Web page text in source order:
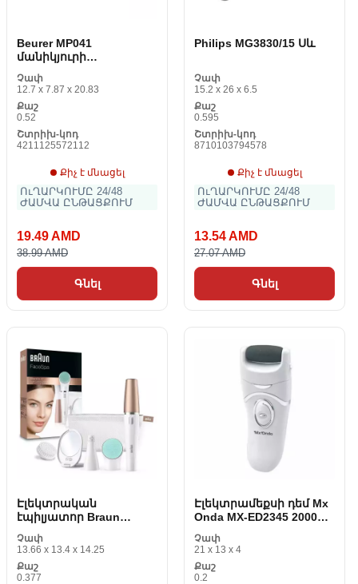
Beurer MP041
մանիկյուրի
Չափ
12.7 x 7.87 x 20.83
Քաշ
0.52
Շտրիխ-կոդ
4211125572112
Քիչ է մնացել
ՈւՂԱՐԿՈՒՄԸ 24/48
ԺԱՄՎԱ ԸՆԹԱՑՔՈՒՄ
19.49 AMD
38.99 AMD
Գնել
Philips MG3830/15 Սև
Չափ
15.2 x 26 x 6.5
Քաշ
0.595
Շտրիխ-կոդ
8710103794578
Քիչ է մնացել
ՈւՂԱՐԿՈՒՄԸ 24/48
ԺԱՄՎԱ ԸՆԹԱՑՔՈՒՄ
13.54 AMD
27.07 AMD
Գնել
Էլեկտրական
էպիլյատոր Braun
Չափ
13.66 x 13.4 x 14.25
Քաշ
0.377
Էլեկտրամեքսի դեմ Mx
Onda MX-ED2345 2000
Չափ
21 x 13 x 4
Քաշ
0.2